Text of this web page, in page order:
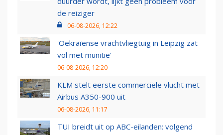
de reiziger
06-08-2026, 12:22
'Oekraïense vrachtvliegtuig in Leipzig zat
vol met munitie'
06-08-2026, 12:20
KLM stelt eerste commerciële vlucht met
Airbus A350-900 uit
06-08-2026, 11:17
TUI breidt uit op ABC-eilanden: volgend